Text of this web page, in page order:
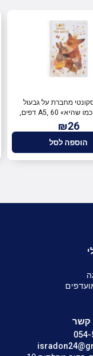
מחברת על גבעול
«אהבה, כמו שהיא» A5, 60 דפים,
רשת
₪26
הוספה לסל
קשר